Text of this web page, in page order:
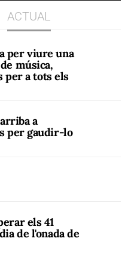
ACTUAL
per viure una
música,
per a tots els
a
per gaudir-lo
els 41
de l'onada de